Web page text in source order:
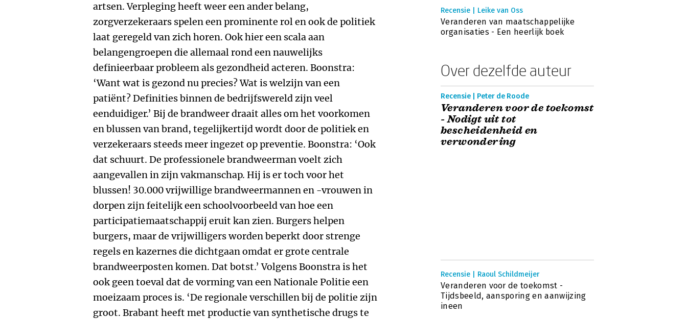
artsen. Verpleging heeft weer een ander belang,
zorgverzekeraars spelen een prominente rol en ook de politiek
laat geregeld van zich horen. Ook hier een scala aan
belangengroepen die allemaal rond een nauwelijks
definieerbaar probleem als gezondheid acteren. Boonstra:
‘Want wat is gezond nu precies? Wat is welzijn van een
patiënt? Definities binnen de bedrijfswereld zijn veel
eenduidiger.’ Bij de brandweer draait alles om het voorkomen
en blussen van brand, tegelijkertijd wordt door de politiek en
verzekeraars steeds meer ingezet op preventie. Boonstra: ‘Ook
dat schuurt. De professionele brandweerman voelt zich
aangevallen in zijn vakmanschap. Hij is er toch voor het
blussen! 30.000 vrijwillige brandweermannen en -vrouwen in
dorpen zijn feitelijk een schoolvoorbeeld van hoe een
participatiemaatschappij eruit kan zien. Burgers helpen
burgers, maar de vrijwilligers worden beperkt door strenge
regels en kazernes die dichtgaan omdat er grote centrale
brandweerposten komen. Dat botst.’ Volgens Boonstra is het
ook geen toeval dat de vorming van een Nationale Politie een
moeizaam proces is. ‘De regionale verschillen bij de politie zijn
groot. Brabant heeft met productie van synthetische drugs te
Recensie | Leike van Oss
Veranderen van maatschappelijke
organisaties - Een heerlijk boek
Over dezelfde auteur
Recensie | Peter de Roode
Veranderen voor de toekomst
- Nodigt uit tot
bescheidenheid en
verwondering
Recensie | Raoul Schildmeijer
Veranderen voor de toekomst -
Tijdsbeeld, aansporing en aanwijzing
ineen